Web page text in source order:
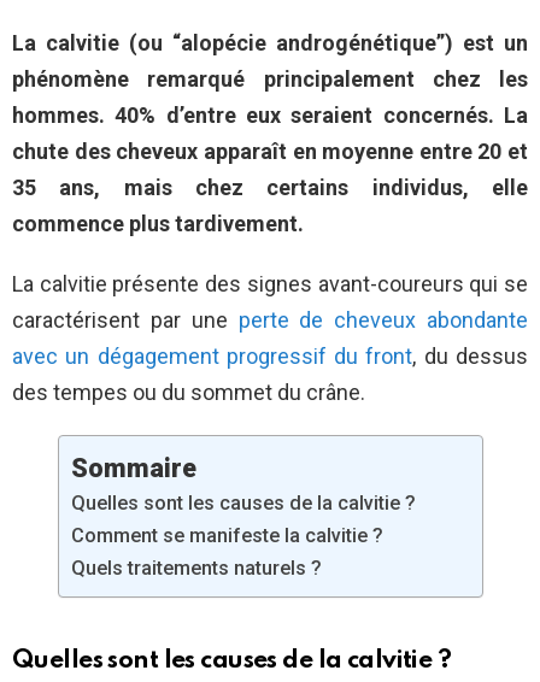
La calvitie (ou “alopécie androgénétique”) est un
phénomène remarqué principalement chez les
hommes. 40% d’entre eux seraient concernés. La
chute des cheveux apparaît en moyenne entre 20 et
35 ans, mais chez certains individus, elle
commence plus tardivement.
La calvitie présente des signes avant-coureurs qui se
caractérisent par une perte de cheveux abondante
avec un dégagement progressif du front, du dessus
des tempes ou du sommet du crâne.
Sommaire
Quelles sont les causes de la calvitie ?
Comment se manifeste la calvitie ?
Quels traitements naturels ?
Quelles sont les causes de la calvitie ?